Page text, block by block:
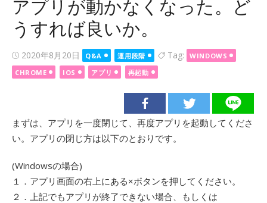
アプリが動かなくなった。ど
うすれば良いか。
Posted
on
2020年8月20日 Q&A 運用段階 Tag:
WINDOWS
CHROME
IOS アプリ 再起動
まずは、アプリを一度閉じて、再度アプリを起動してくださ
い。アプリの閉じ方は以下のとおりです。
(Windowsの場合)
１．アプリ画面の右上にある×ボタンを押してください。
２．上記でもアプリが終了できない場合、もしくは